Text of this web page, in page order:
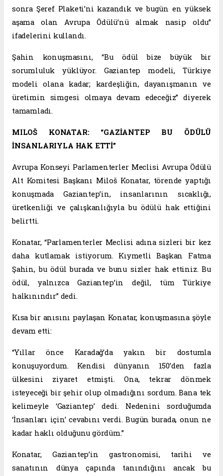
sonra Şeref Plaketi’ni kazandık ve bugün en yüksek
aşama olan Avrupa Ödülü’nü almak nasip oldu”
ifadelerini kullandı.
Şahin konuşmasını, “Bu ödül bize büyük bir
sorumluluk yüklüyor. Gaziantep modeli, Türkiye
modeli olana kadar; kardeşliğin, dayanışmanın ve
üretimin simgesi olmaya devam edeceğiz” diyerek
tamamladı.
MILOŠ KONATAR: “GAZİANTEP BU ÖDÜLÜ
İNSANLARIYLA HAK ETTİ”
Avrupa Konseyi Parlamenterler Meclisi Avrupa Ödülü
Alt Komitesi Başkanı Miloš Konatar, törende yaptığı
konuşmada Gaziantep’in, insanlarının sıcaklığı,
üretkenliği ve çalışkanlığıyla bu ödülü hak ettiğini
belirtti.
Konatar, “Parlamenterler Meclisi adına sizleri bir kez
daha kutlamak istiyorum. Kıymetli Başkan Fatma
Şahin, bu ödül burada ve bunu sizler hak ettiniz. Bu
ödül, yalnızca Gaziantep’in değil, tüm Türkiye
halkınındır” dedi.
Kısa bir anısını paylaşan Konatar, konuşmasına şöyle
devam etti:
“Yıllar önce Karadağ’da yakın bir dostumla
konuşuyordum. Kendisi dünyanın 150’den fazla
ülkesini ziyaret etmişti. Ona, tekrar dönmek
isteyeceği bir şehir olup olmadığını sordum. Bana tek
kelimeyle ‘Gaziantep’ dedi. Nedenini sorduğumda
‘İnsanları için’ cevabını verdi. Bugün burada, onun ne
kadar haklı olduğunu gördüm.”
Konatar, Gaziantep’in gastronomisi, tarihi ve
sanatının dünya çapında tanındığını ancak bu